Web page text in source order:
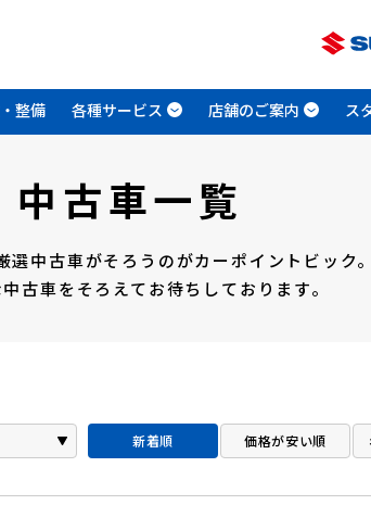
整備 各種サービス 店舗のご案内 ス
中古車一覧
選中古車がそろうのがカーポイントビック。
古車をそろえてお待ちしております。
新着順 価格が安い順